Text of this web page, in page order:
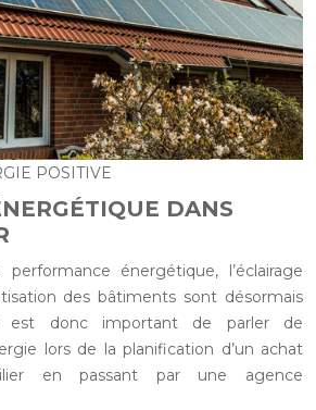
POSITIVE
DANS
énergétique, l’éclairage
des bâtiments sont désormais
est donc important de parler de
lors de la planification d’un achat
en passant par une agence